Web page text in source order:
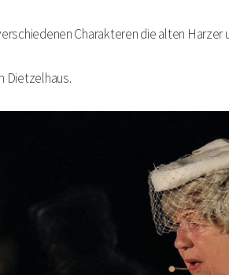
Charakteren die alten Harzer
Dietzelhaus.